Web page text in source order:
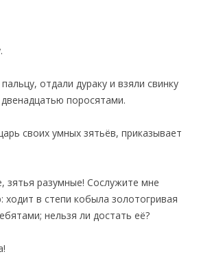
отдали дураку и взяли свинку
поросятами.
своих умных зятьёв, приказывает
разумные! Сослужите мне
ходит в степи кобыла золотогривая
нельзя ли достать её?